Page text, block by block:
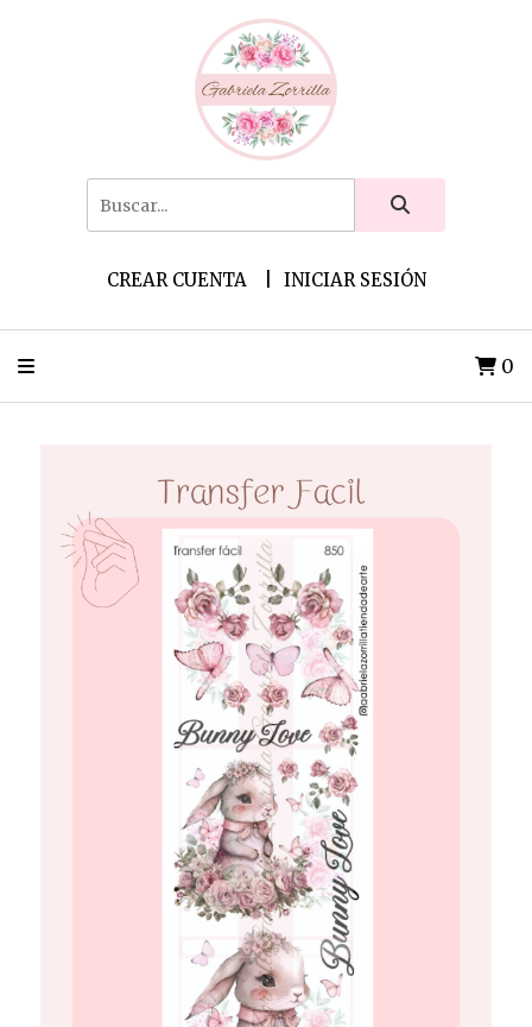
CREAR CUENTA INICIAR SESIÓN
0